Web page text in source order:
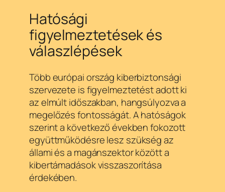
Hatósági
figyelmeztetések és
válaszlépések
Több európai ország kiberbiztonsági
szervezete is figyelmeztetést adott ki
az elmúlt időszakban, hangsúlyozva a
megelőzés fontosságát. A hatóságok
szerint a következő években fokozott
együttműködésre lesz szükség az
állami és a magánszektor között a
kibertámadások visszaszorítása
érdekében.